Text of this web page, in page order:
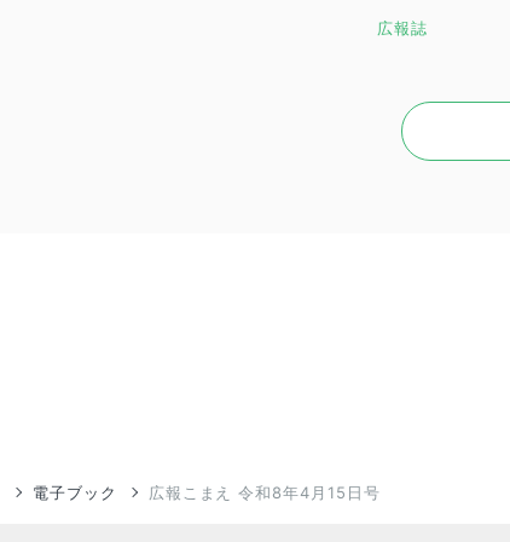
広報誌
電子ブック 広報こまえ 令和8年4月15日号